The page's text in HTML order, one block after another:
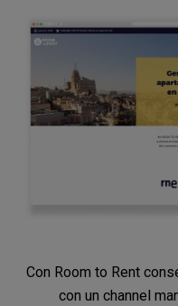
Con Room to Rent
con un channel